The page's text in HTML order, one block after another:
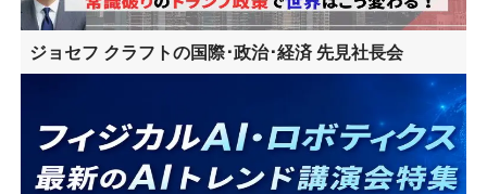
ジョセフ クラフトの国際･政治･経済 先見社長会